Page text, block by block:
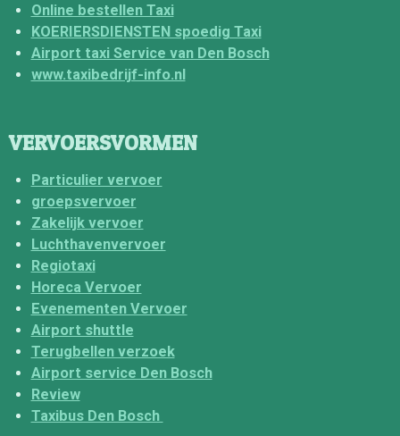
Online bestellen Taxi
KOERIERSDIENSTEN spoedig Taxi
Airport taxi Service van Den Bosch
www.taxibedrijf-info.nl
VERVOERSVORMEN
Particulier vervoer
groepsvervoer
Zakelijk vervoer
Luchthavenvervoer
Regiotaxi
Horeca Vervoer
Evenementen Vervoer
Airport shuttle
Terugbellen verzoek
Airport service Den Bosch
Review
Taxibus Den Bosch